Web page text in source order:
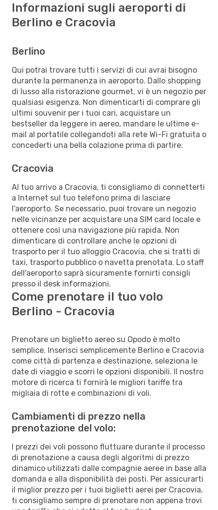
Informazioni sugli aeroporti di
Berlino e Cracovia
Berlino
Qui potrai trovare tutti i servizi di cui avrai bisogno
durante la permanenza in aeroporto. Dallo shopping
di lusso alla ristorazione gourmet, vi è un negozio per
qualsiasi esigenza. Non dimenticarti di comprare gli
ultimi souvenir per i tuoi cari, acquistare un
bestseller da leggere in aereo, mandare le ultime e-
mail al portatile collegandoti alla rete Wi-Fi gratuita o
concederti una bella colazione prima di partire.
Cracovia
Al tuo arrivo a Cracovia, ti consigliamo di connetterti
a Internet sul tuo telefono prima di lasciare
l'aeroporto. Se necessario, puoi trovare un negozio
nelle vicinanze per acquistare una SIM card locale e
ottenere così una navigazione più rapida. Non
dimenticare di controllare anche le opzioni di
trasporto per il tuo alloggio Cracovia, che si tratti di
taxi, trasporto pubblico o navetta prenotata. Lo staff
dell'aeroporto saprà sicuramente fornirti consigli
presso il desk informazioni.
Come prenotare il tuo volo
Berlino - Cracovia
Prenotare un biglietto aereo su Opodo è molto
semplice. Inserisci semplicemente Berlino e Cracovia
come città di partenza e destinazione, seleziona le
date di viaggio e scorri le opzioni disponibili. Il nostro
motore di ricerca ti fornirà le migliori tariffe tra
migliaia di rotte e combinazioni di voli.
Cambiamenti di prezzo nella
prenotazione del volo:
I prezzi dei voli possono fluttuare durante il processo
di prenotazione a causa degli algoritmi di prezzo
dinamico utilizzati dalle compagnie aeree in base alla
domanda e alla disponibilità dei posti. Per assicurarti
il miglior prezzo per i tuoi biglietti aerei per Cracovia,
ti consigliamo sempre di prenotare non appena trovi